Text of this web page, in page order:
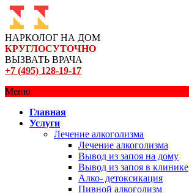
НАРКОЛОГ НА ДОМ
КРУГЛОСУТОЧНО
ВЫЗВАТЬ ВРАЧА
+7 (495) 128-19-17
Меню
Главная
Услуги
Лечение алкоголизма
Лечение алкоголизма
Вывод из запоя на дому
Вывод из запоя в клинике
Алко- детоксикация
Пивной алкоголизм